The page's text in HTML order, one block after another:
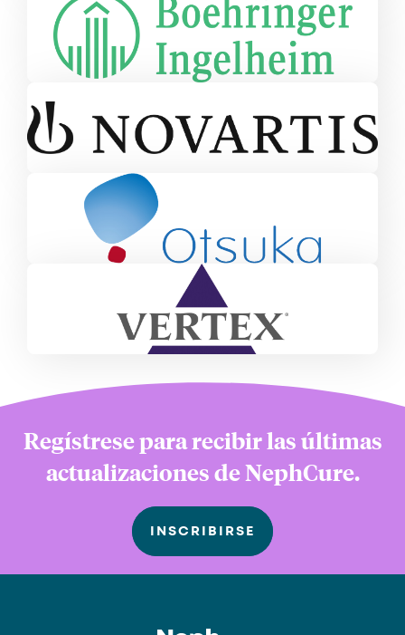
Regístrese para recibir las últimas
actualizaciones de NephCure.
INSCRIBIRSE